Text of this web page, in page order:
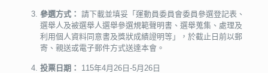
參選方式： 請下載並填妥「運動員委員會委員參選登記表、
選舉人及被選舉人選舉參選規範聲明書、選舉蒐集、處理及
利用個人資料同意書及獎狀成績證明等」，於截止日前以郵
寄、親送或電子郵件方式送達本會。
投票日期： 115年4月26日-5月26日